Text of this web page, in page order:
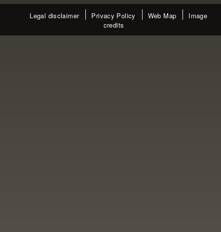
Legal disclaimer Privacy Policy Web Map
Image
credits